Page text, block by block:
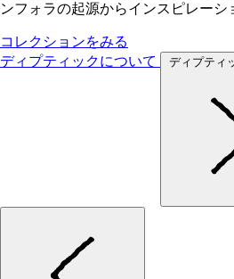
ンフォラの起源からインスピレーシ
コレクションをみる
ディプティックについて
ディプティ